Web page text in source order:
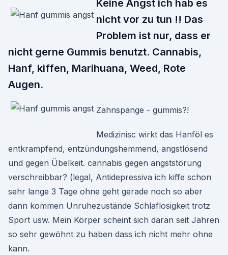
Keine Angst ich hab es
nicht vor zu tun !! Das
Problem ist nur, dass er
nicht gerne Gummis benutzt. Cannabis,
Hanf, kiffen, Marihuana, Weed, Rote
Augen.
Zahnspange - gummis?!
Medizinisc wirkt das Hanföl es
entkrampfend, entzündungshemmend, angstlösend
und gegen Übelkeit. cannabis gegen angststörung
verschreibbar? (legal, Antidepressiva ich kiffe schon
sehr lange 3 Tage ohne geht gerade noch so aber
dann kommen Unruhezustände Schlaflosigkeit trotz
Sport usw. Mein Körper scheint sich daran seit Jahren
so sehr gewöhnt zu haben dass ich nicht mehr ohne
kann.